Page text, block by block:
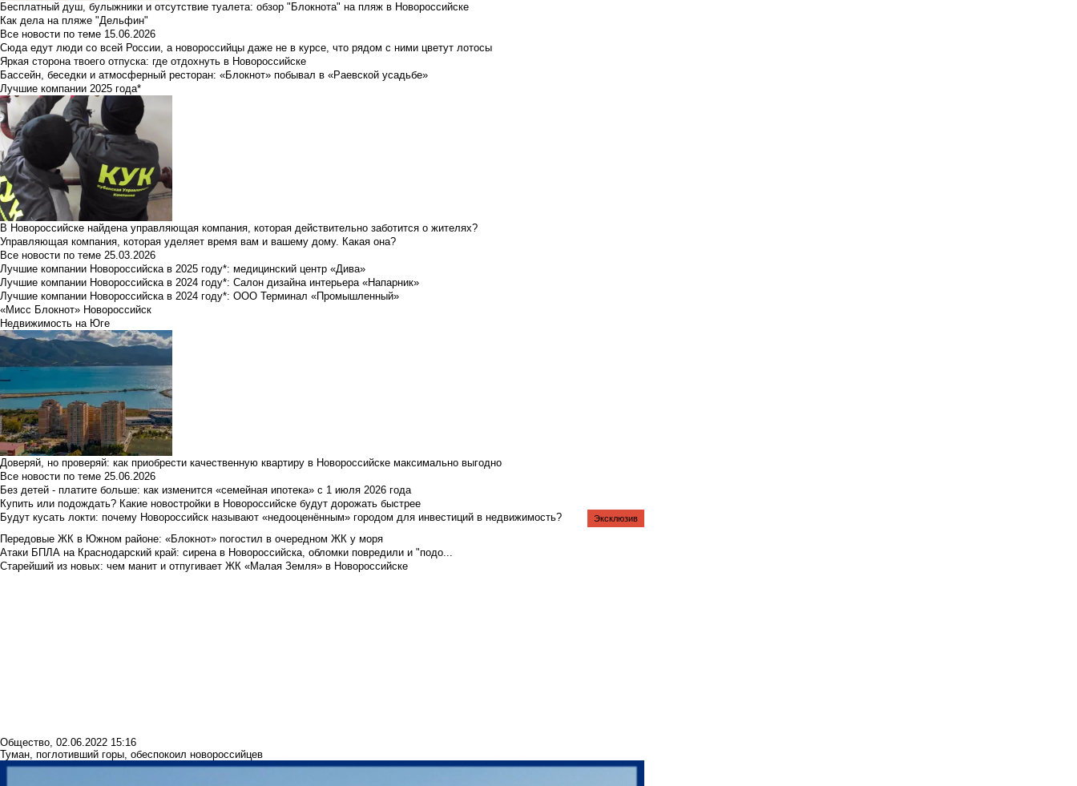
Бесплатный душ, булыжники и отсутствие туалета: обзор "Блокнота" на пляж в Новороссийске
Как дела на пляже "Дельфин"
Все новости по теме 15.06.2026
Сюда едут люди со всей России, а новороссийцы даже не в курсе, что рядом с ними цветут лотосы
Яркая сторона твоего отпуска: где отдохнуть в Новороссийске
Бассейн, беседки и атмосферный ресторан: «Блокнот» побывал в «Раевской усадьбе»
Лучшие компании 2025 года*
В Новороссийске найдена управляющая компания, которая действительно заботится о жителях?
Управляющая компания, которая уделяет время вам и вашему дому. Какая она?
Все новости по теме 25.03.2026
Лучшие компании Новороссийска в 2025 году*: медицинский центр «Дива»
Лучшие компании Новороссийска в 2024 году*: Салон дизайна интерьера «Напарник»
Лучшие компании Новороссийска в 2024 году*: ООО Терминал «Промышленный»
«Мисс Блокнот» Новороссийск
Недвижимость на Юге
Доверяй, но проверяй: как приобрести качественную квартиру в Новороссийске максимально выгодно
Все новости по теме 25.06.2026
Без детей - платите больше: как изменится «семейная ипотека» с 1 июля 2026 года
Купить или подождать? Какие новостройки в Новороссийске будут дорожать быстрее
Будут кусать локти: почему Новороссийск называют «недооценённым» городом для инвестиций в недвижимость?
Передовые ЖК в Южном районе: «Блокнот» погостил в очередном ЖК у моря
Атаки БПЛА на Краснодарский край: сирена в Новороссийска, обломки повредили и "подо...
Старейший из новых: чем манит и отпугивает ЖК «Малая Земля» в Новороссийске
Эксклюзив
Общество, 02.06.2022 15:16
Туман, поглотивший горы, обеспокоил новороссийцев